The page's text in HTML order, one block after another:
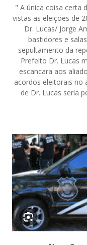
" A única coisa certa
vistas as eleições de
Dr. Lucas/ Jorge
bastidores e
sepultamento da
Prefeito Dr. Lucas
escancara aos
acordos eleitorais no
de Dr. Lucas seria